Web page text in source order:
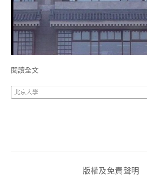
閱讀全文
北京大學
版權及免責聲明